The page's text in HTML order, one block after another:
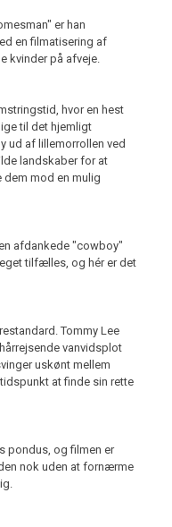
er han
en filmatisering af
kvinder på afveje.
hvor en hest
til det hjemligt
ud af lillemorrollen ved
landskaber for at
mod en mulig
afdankede "cowboy"
tilfælles, og hér er det
Tommy Lee
vanvidsplot
uskønt mellem
at finde sin rette
pondus, og filmen er
nok uden at fornærme